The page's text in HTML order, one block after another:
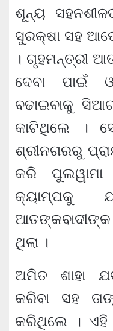
ଶୂନ୍ୟ
ସୁରକ୍ଷା ସହ
। ଗୃହମନ୍ତ୍ରୀ
ଦେବା ପାଇଁ
ବଢାଇବାକୁ
କାଟିଥିଲେ ।
ଶ୍ରୀନଗରରୁ
କରି
କ୍ୟାମ୍ପକୁ
ଥିଲା ।
ଅମିତ ଶାହା
କରିବା ସହ
କରିଥିଲେ । ଏହି